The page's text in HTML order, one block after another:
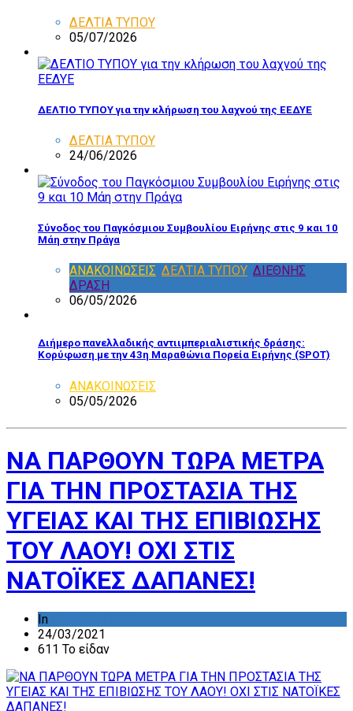
ΔΕΛΤΙΑ ΤΥΠΟΥ
05/07/2026
ΔΕΛΤΙΟ ΤΥΠΟΥ για την κλήρωση του λαχνού της ΕΕΔΥΕ
ΔΕΛΤΙΑ ΤΥΠΟΥ
24/06/2026
Σύνοδος του Παγκόσμιου Συμβουλίου Ειρήνης στις 9 και 10
Μάη στην Πράγα
ΑΝΑΚΟΙΝΩΣΕΙΣ ΔΕΛΤΙΑ ΤΥΠΟΥ ΔΙΕΘΝΗΣ
ΔΡΑΣΗ
06/05/2026
Διήμερο πανελλαδικής αντιιμπεριαλιστικής δράσης:
Κορύφωση με την 43η Μαραθώνια Πορεία Ειρήνης (SPOT)
ΑΝΑΚΟΙΝΩΣΕΙΣ
05/05/2026
ΝΑ ΠΑΡΘΟΥΝ ΤΩΡΑ ΜΕΤΡΑ
ΓΙΑ ΤΗΝ ΠΡΟΣΤΑΣΙΑ ΤΗΣ
ΥΓΕΙΑΣ ΚΑΙ ΤΗΣ ΕΠΙΒΙΩΣΗΣ
ΤΟΥ ΛΑΟΥ! ΟXΙ ΣΤΙΣ
ΝΑΤΟΪΚΕΣ ΔΑΠΑΝΕΣ!
In
24/03/2021
611 Το είδαν